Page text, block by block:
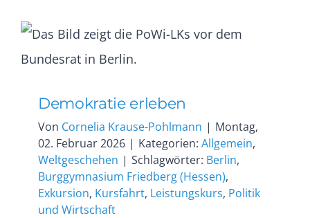
Demokratie erleben
Von Cornelia Krause-Pohlmann | Montag,
02. Februar 2026 | Kategorien: Allgemein,
Weltgeschehen | Schlagwörter: Berlin,
Burggymnasium Friedberg (Hessen),
Exkursion, Kursfahrt, Leistungskurs, Politik
und Wirtschaft